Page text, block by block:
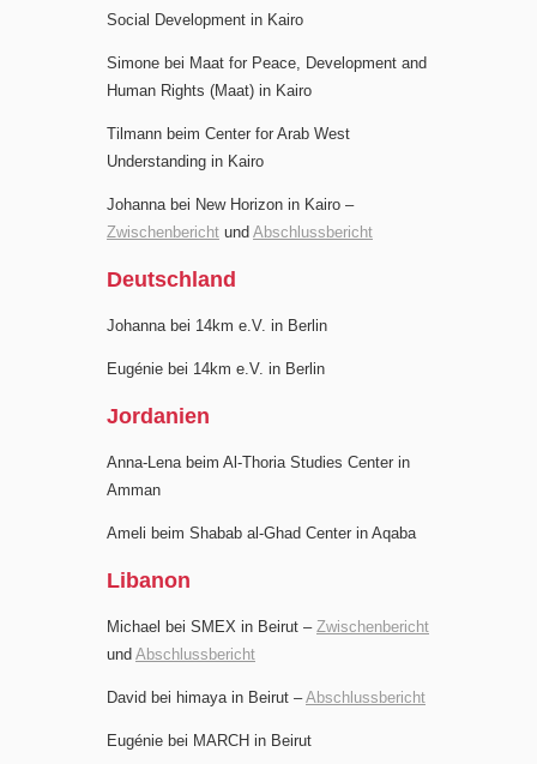
Social Development in Kairo
Simone bei Maat for Peace, Development and
Human Rights (Maat) in Kairo
Tilmann beim Center for Arab West
Understanding in Kairo
Johanna bei New Horizon in Kairo –
Zwischenbericht und Abschlussbericht
Deutschland
Johanna bei 14km e.V. in Berlin
Eugénie bei 14km e.V. in Berlin
Jordanien
Anna-Lena beim Al-Thoria Studies Center in
Amman
Ameli beim Shabab al-Ghad Center in Aqaba
Libanon
Michael bei SMEX in Beirut – Zwischenbericht
und Abschlussbericht
David bei himaya in Beirut –Abschlussbericht
Eugénie bei MARCH in Beirut